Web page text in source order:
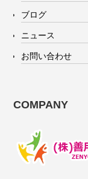
ブログ
ニュース
お問い合わせ
COMPANY